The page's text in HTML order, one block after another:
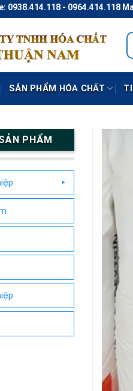
- 0964.414.118 Mail:
SẢN PHẨM HÓA CHẤT
PHẨM